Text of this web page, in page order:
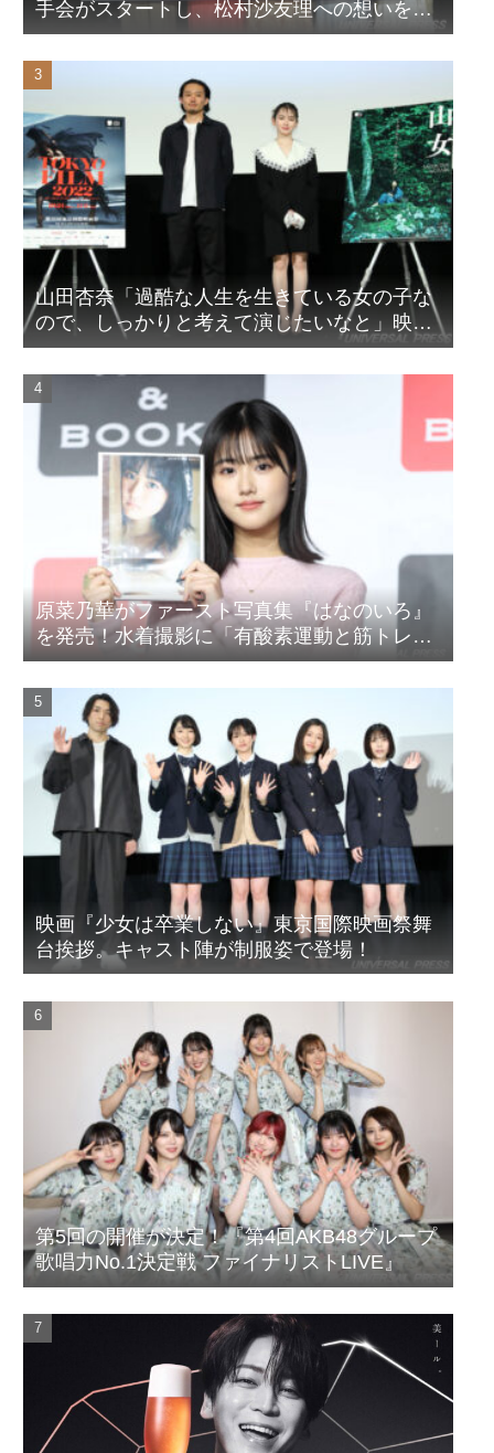
手会がスタートし、松村沙友理への想いをア
ピール！？
山田杏奈「過酷な人生を生きている女の子な
ので、しっかりと考えて演じたいなと」映画
『山女』東京国際映画祭Q&A
原菜乃華がファースト写真集『はなのいろ』
を発売！水着撮影に「有酸素運動と筋トレを
頑張りました」
映画『少女は卒業しない』東京国際映画祭舞
台挨拶。キャスト陣が制服姿で登場！
第5回の開催が決定！『第4回AKB48グループ
歌唱力No.1決定戦 ファイナリストLIVE』